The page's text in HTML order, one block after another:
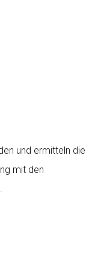
und ermitteln die
mit den